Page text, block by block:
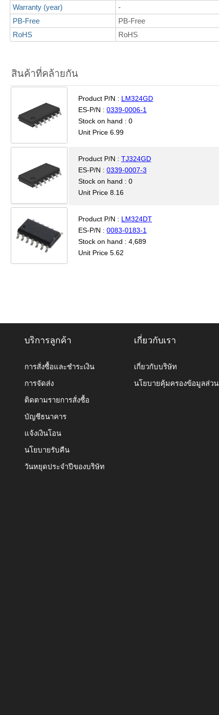
Warranty (year)
-
PB-Free
PB-Free
RoHS
RoHS
สินค้าที่คล้ายกัน
Product P/N : LM324GD
ES-P/N : 0339-0006-1
Stock on hand : 0
Unit Price 6.99
Product P/N : TJ324GD
ES-P/N : 0339-0007-3
Stock on hand : 0
Unit Price 8.16
Product P/N : LM324DT
ES-P/N : 0083-0183-1
Stock on hand : 4,689
Unit Price 5.62
บริการลูกค้า
การสั่งซื้อและชำระเงิน
การจัดส่ง
ติดตามรายการสั่งซื้อ
บัญชีธนาคาร
แจ้งเงินโอน
นโยบายรับคืน
วันหยุดประจำปีของบริษัท
เกี่ยวกับเรา
เกี่ยวกับบริษัท
นโยบายคุ้มครองข้อมูลส่ว